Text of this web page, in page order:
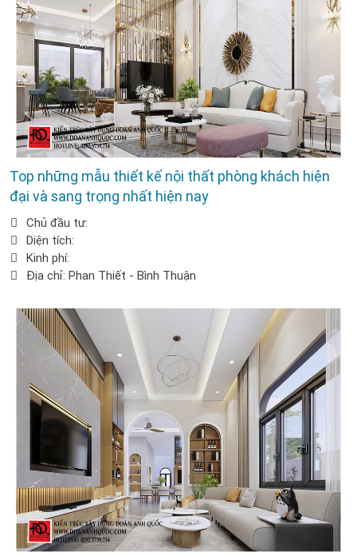
Top những mẫu thiết kế nội thất phòng khách hiện
đại và sang trọng nhất hiện nay
Chủ đầu tư:
Diện tích:
Kinh phí:
Địa chỉ: Phan Thiết - Bình Thuận